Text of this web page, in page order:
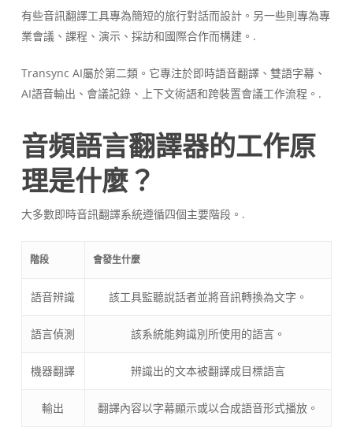
有些音訊翻譯工具專為簡短的旅行對話而設計。另一些則專為專
業會議、課程、演示、採訪和國際合作而構建。.
Transync AI屬於第二類。它專注於即時語音翻譯、雙語字幕、
AI語音輸出、會議記錄、上下文術語和跨裝置會議工作流程。.
音頻語言翻譯器的工作原
理是什麼？
大多數即時音訊翻譯系統遵循四個主要階段。.
階段 會發生什麼
語音辨識 該工具監聽說話者並將音訊轉換為文字。
語言偵測 該系統能夠識別所使用的語言。
機器翻譯 辨識出的文本被翻譯成目標語言
輸出 翻譯內容以字幕顯示或以合成語音形式播放。